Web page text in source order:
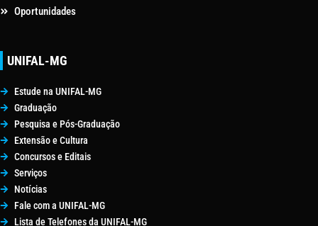
Oportunidades
UNIFAL-MG
Estude na UNIFAL-MG
Graduação
Pesquisa e Pós-Graduação
Extensão e Cultura
Concursos e Editais
Serviços
Notícias
Fale com a UNIFAL-MG
Lista de Telefones da UNIFAL-MG